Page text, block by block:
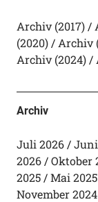
Archiv (2017)
(2020)
Archiv
Archiv (2024)
Archiv
Juli 2026
2026
Oktober
2025
Mai 2025
November 2024